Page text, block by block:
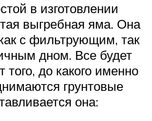
в изготовлении
выгребная яма. Она
с фильтрующим, так
дном. Все будет
того, до какого именно
грунтовые
она: